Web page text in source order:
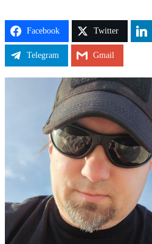
Facebook Twitter
Telegram Gmail